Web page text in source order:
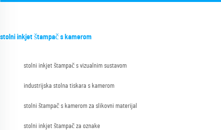
stolni inkjet štampač s kamerom
stolni inkjet štampač s vizualnim sustavom
industrijska stolna tiskara s kamerom
stolni štampač s kamerom za slikovni materijal
stolni inkjet štampač za oznake